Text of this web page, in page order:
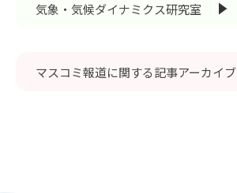
大学生活
CENTERS
気象・気候ダイナミクス研究室
マスコミ報道に関する記事アーカイブ